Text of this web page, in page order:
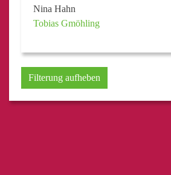
Nina Hahn
Tobias Gmöhling
Filterung aufheben